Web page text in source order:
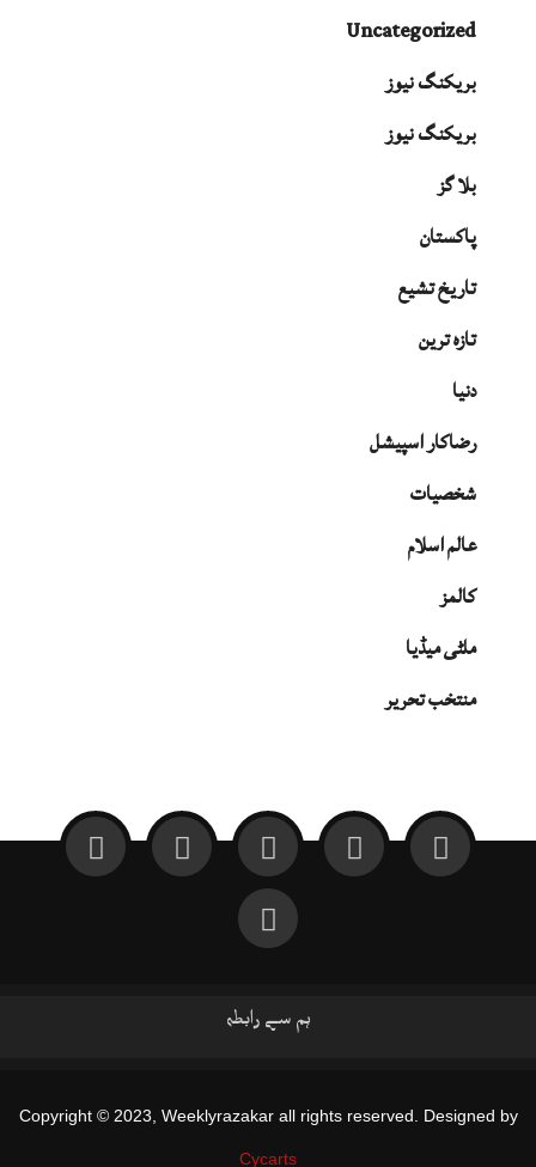
Uncategorized
بریکنگ نیوز
بریکنگ نیوز
بلا گز
پاکستان
تاریخ تشیع
تازہ ترین
دنیا
رضاکار اسپیشل
شخصیات
عالم اسلام
کالمز
ملٹی میڈیا
منتخب تحریر
ہم سے رابطہ
Copyright © 2023, Weeklyrazakar all rights reserved. Designed by
Cycarts